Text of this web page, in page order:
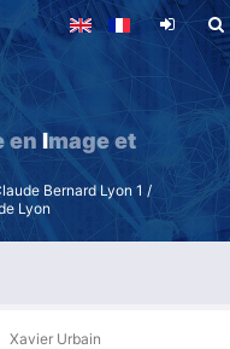
en Image et
Bernard Lyon 1 /
Lyon
Xavier Urbain